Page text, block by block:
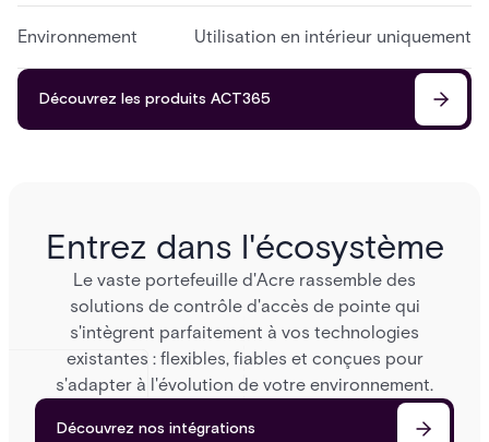
Environnement Utilisation en intérieur uniquement
Découvrez les produits ACT365
Entrez dans l'écosystème
Le vaste portefeuille d'Acre rassemble des
solutions de contrôle d'accès de pointe qui
s'intègrent parfaitement à vos technologies
existantes : flexibles, fiables et conçues pour
s'adapter à l'évolution de votre environnement.
Découvrez nos intégrations